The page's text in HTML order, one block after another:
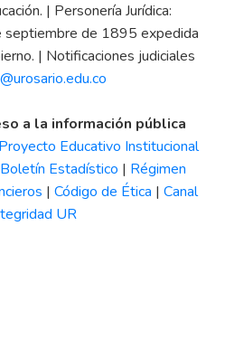
| Personería Jurídica:
de 1895 expedida
| Notificaciones judiciales
a la información pública
Proyecto Educativo Institucional
Boletín Estadístico | Régimen
| Código de Ética | Canal
UR